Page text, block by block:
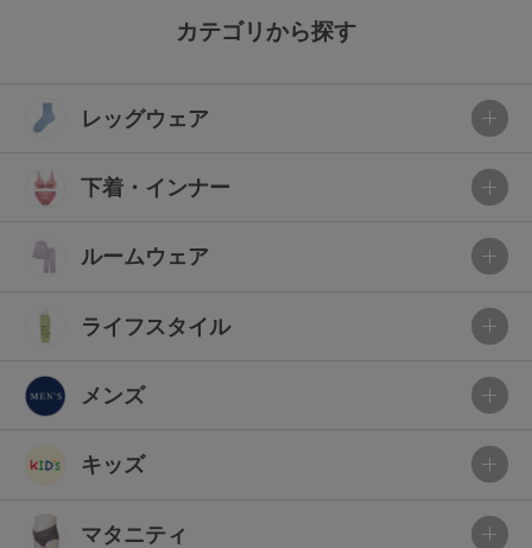
カテゴリから探す
レッグウェア
下着・インナー
ルームウェア
ライフスタイル
メンズ
キッズ
マタニティ